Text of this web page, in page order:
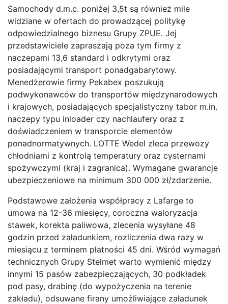
Samochody d.m.c. poniżej 3,5t są również mile
widziane w ofertach do prowadzącej politykę
odpowiedzialnego biznesu Grupy ZPUE. Jej
przedstawiciele zapraszają poza tym firmy z
naczepami 13,6 standard i odkrytymi oraz
posiadającymi transport ponadgabarytowy.
Menedżerowie firmy Pekabex poszukują
podwykonawców do transportów międzynarodowych
i krajowych, posiadających specjalistyczny tabor m.in.
naczepy typu inloader czy nachlaufery oraz z
doświadczeniem w transporcie elementów
ponadnormatywnych. LOTTE Wedel zleca przewozy
chłodniami z kontrolą temperatury oraz cysternami
spożywczymi (kraj i zagranica). Wymagane gwarancje
ubezpieczeniowe na minimum 300 000 zł/zdarzenie.
Podstawowe założenia współpracy z Lafarge to
umowa na 12-36 miesięcy, coroczna waloryzacja
stawek, korekta paliwowa, zlecenia wysyłane 48
godzin przed załadunkiem, rozliczenia dwa razy w
miesiącu z terminem płatności 45 dni. Wśród wymagań
technicznych Grupy Stelmet warto wymienić między
innymi 15 pasów zabezpieczających, 30 podkładek
pod pasy, drabinę (do wypożyczenia na terenie
zakładu), odsuwane firany umożliwiające załadunek